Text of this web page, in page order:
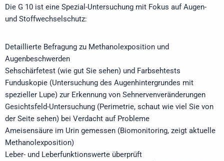
Die G 10 ist eine Spezial-Untersuchung mit Fokus auf Augen-
und Stoffwechselschutz:
Detaillierte Befragung zu Methanolexposition und
Augenbeschwerden
Sehschärfetest (wie gut Sie sehen) und Farbsehtests
Funduskopie (Untersuchung des Augenhintergrundes mit
spezieller Lupe) zur Erkennung von Sehnervenveränderungen
Gesichtsfeld-Untersuchung (Perimetrie, schaut wie viel Sie von
der Seite sehen) bei Verdacht auf Probleme
Ameisensäure im Urin gemessen (Biomonitoring, zeigt aktuelle
Methanolexposition)
Leber- und Leberfunktionswerte überprüft